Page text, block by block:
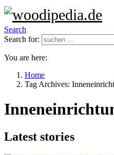
Search
Search for:
You are here:
Home
Tag Archives:
Latest stories